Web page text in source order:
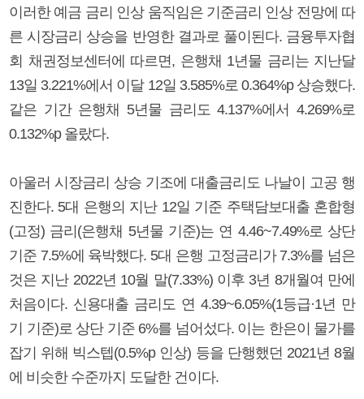
이러한 예금 금리 인상 움직임은 기준금리 인상 전망에 따
른 시장금리 상승을 반영한 결과로 풀이된다. 금융투자협
회 채권정보센터에 따르면, 은행채 1년물 금리는 지난달
13일 3.221%에서 이달 12일 3.585%로 0.364%p 상승했다.
같은 기간 은행채 5년물 금리도 4.137%에서 4.269%로
0.132%p 올랐다.
아울러 시장금리 상승 기조에 대출금리도 나날이 고공 행
진한다. 5대 은행의 지난 12일 기준 주택담보대출 혼합형
(고정) 금리(은행채 5년물 기준)는 연 4.46~7.49%로 상단
기준 7.5%에 육박했다. 5대 은행 고정금리가 7.3%를 넘은
것은 지난 2022년 10월 말(7.33%) 이후 3년 8개월여 만에
처음이다. 신용대출 금리도 연 4.39~6.05%(1등급·1년 만
기 기준)로 상단 기준 6%를 넘어섰다. 이는 한은이 물가를
잡기 위해 빅스텝(0.5%p 인상) 등을 단행했던 2021년 8월
에 비슷한 수준까지 도달한 건이다.